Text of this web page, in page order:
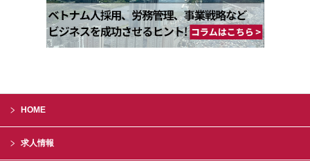
HOME
求人情報